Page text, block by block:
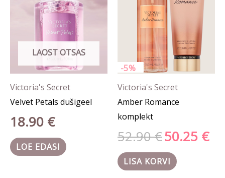
LAOST OTSAS
Victoria's Secret
Velvet Petals dušigeel
18.90 €
LOE EDASI
-5%
Victoria's Secret
Amber Romance
komplekt
52.90€50.25 €
LISA KORVI